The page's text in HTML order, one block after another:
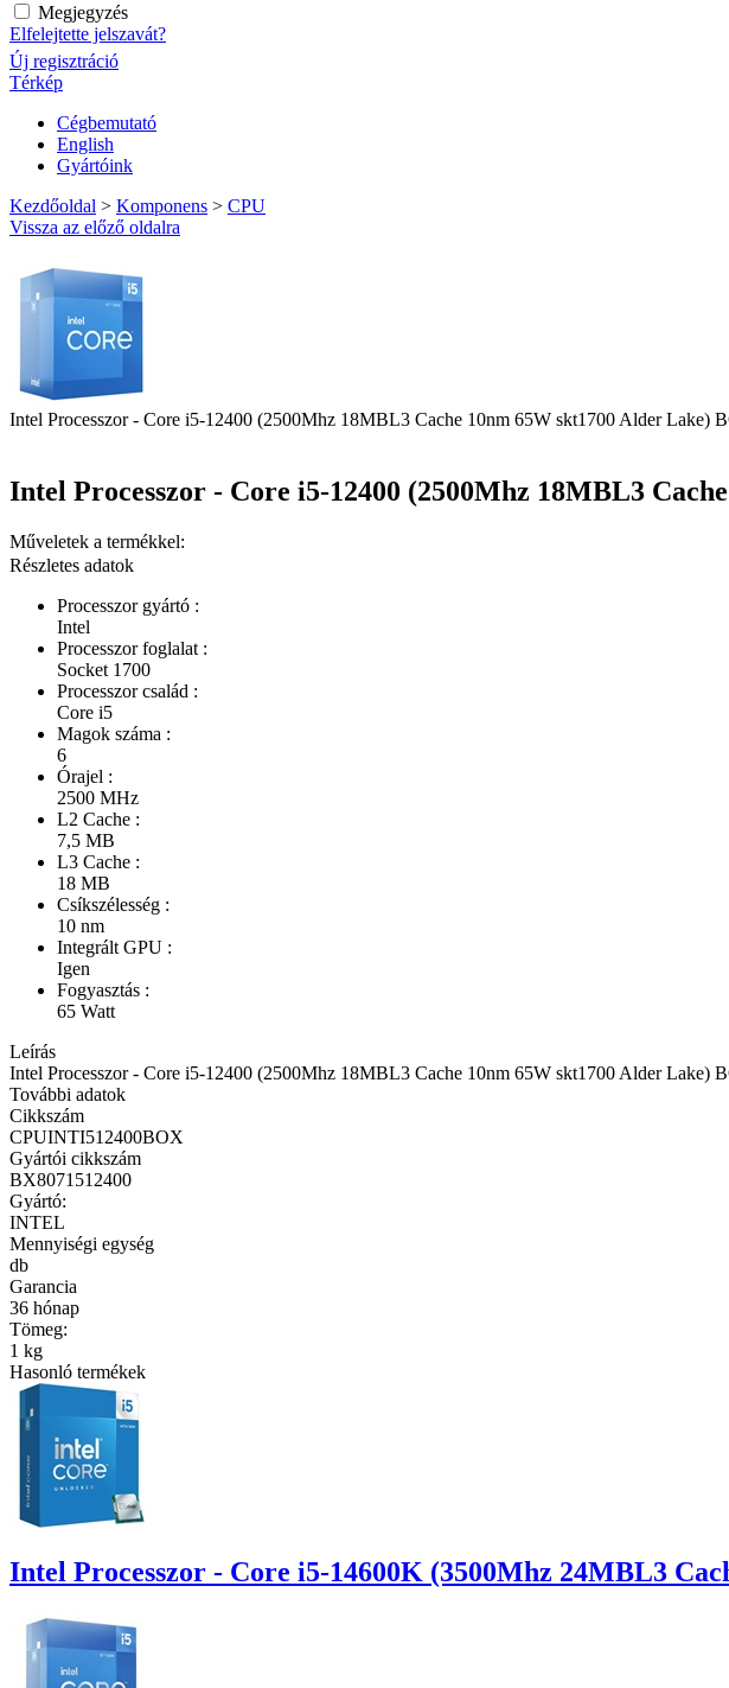
Megjegyzés
Elfelejtette jelszavát?
Új regisztráció
Térkép
Cégbemutató
English
Gyártóink
Kezdőoldal > Komponens > CPU
Vissza az előző oldalra
Intel Processzor - Core i5-12400 (2500Mhz 18MBL3 Cache 10nm 65W skt1700 Alder Lake)
Intel Processzor - Core i5-12400 (2500Mhz 18MBL3
Műveletek a termékkel:
Részletes adatok
Processzor gyártó :
Intel
Processzor foglalat :
Socket 1700
Processzor család :
Core i5
Magok száma :
6
Órajel :
2500 MHz
L2 Cache :
7,5 MB
L3 Cache :
18 MB
Csíkszélesség :
10 nm
Integrált GPU :
Igen
Fogyasztás :
65 Watt
Leírás
Intel Processzor - Core i5-12400 (2500Mhz 18MBL3 Cache 10nm 65W skt1700 Alder Lake)
További adatok
Cikkszám
CPUINTI512400BOX
Gyártói cikkszám
BX8071512400
Gyártó:
INTEL
Mennyiségi egység
db
Garancia
36 hónap
Tömeg:
1 kg
Hasonló termékek
Intel Processzor - Core i5-14600K (3500Mhz 24MBL3